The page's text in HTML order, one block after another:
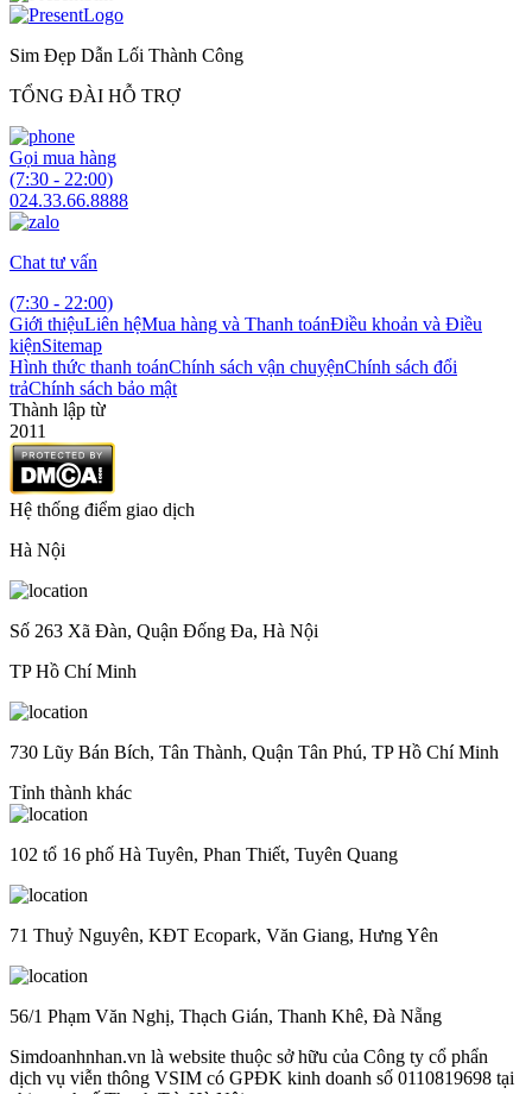
Sim Đẹp Dẫn Lối Thành Công
TỔNG ĐÀI HỖ TRỢ
Gọi mua hàng
(7:30 - 22:00)
024.33.66.8888
Chat tư vấn
(7:30 - 22:00)
Giới thiệuLiên hệMua hàng và Thanh toánĐiều khoản và Điều
kiệnSitemap
Hình thức thanh toánChính sách vận chuyệnChính sách đổi
trảChính sách bảo mật
Thành lập từ
2011
Hệ thống điểm giao dịch
Hà Nội
Số 263 Xã Đàn, Quận Đống Đa, Hà Nội
TP Hồ Chí Minh
730 Lũy Bán Bích, Tân Thành, Quận Tân Phú, TP Hồ Chí Minh
Tỉnh thành khác
102 tổ 16 phố Hà Tuyên, Phan Thiết, Tuyên Quang
71 Thuỷ Nguyên, KĐT Ecopark, Văn Giang, Hưng Yên
56/1 Phạm Văn Nghị, Thạch Gián, Thanh Khê, Đà Nẵng
Simdoanhnhan.vn là website thuộc sở hữu của Công ty cổ phẩn
dịch vụ viễn thông VSIM có GPĐK kinh doanh số 0110819698 tại